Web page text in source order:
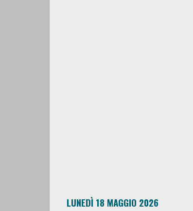
LUNEDÌ 18 MAGGIO 2026